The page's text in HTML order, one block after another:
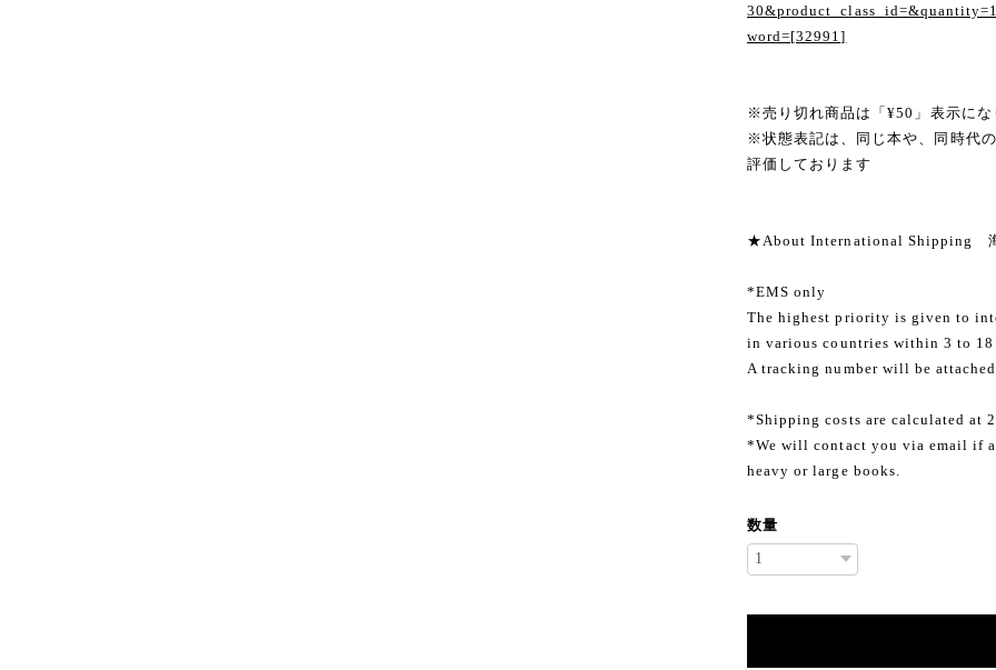
word=[32991]
※売り切れ商品は「¥50」表示にな
※状態表記は、同じ本や、同時代
評価しております
★About International Shipping
*EMS only
The highest priority is given to
in various countries within 3 to 18
A tracking number will be attached.
*Shipping costs are calculated at
*We will contact you via email if
heavy or large books.
数量